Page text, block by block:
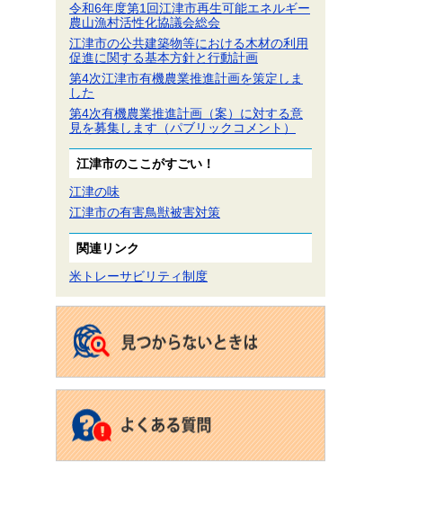
令和6年度第1回江津市再生可能エネルギー
農山漁村活性化協議会総会
江津市の公共建築物等における木材の利用
促進に関する基本方針と行動計画
第4次江津市有機農業推進計画を策定しま
した
第4次有機農業推進計画（案）に対する意
見を募集します（パブリックコメント）
江津市のここがすごい！
江津の味
江津市の有害鳥獣被害対策
関連リンク
米トレーサビリティ制度